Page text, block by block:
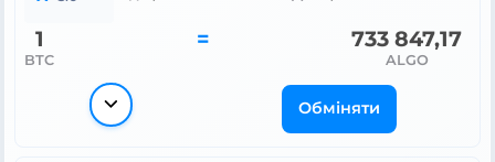
1
BTC
= 733 847,17
ALGO
Обміняти